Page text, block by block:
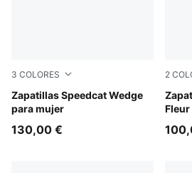
3 COLORES
Zapatillas Speedcat Wedge
para mujer
Cool Light Gray-Gum
130,00 €
2
New